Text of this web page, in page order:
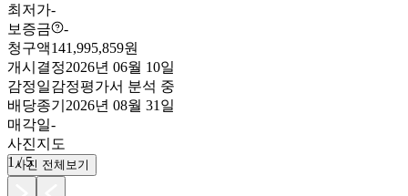
최저가-
보증금
-
청구액141,995,859원
개시결정2026년 06월 10일
감정일감정평가서 분석 중
배당종기 2026년 08월 31일
매각일-
사진지도
1 /5
사진 전체보기